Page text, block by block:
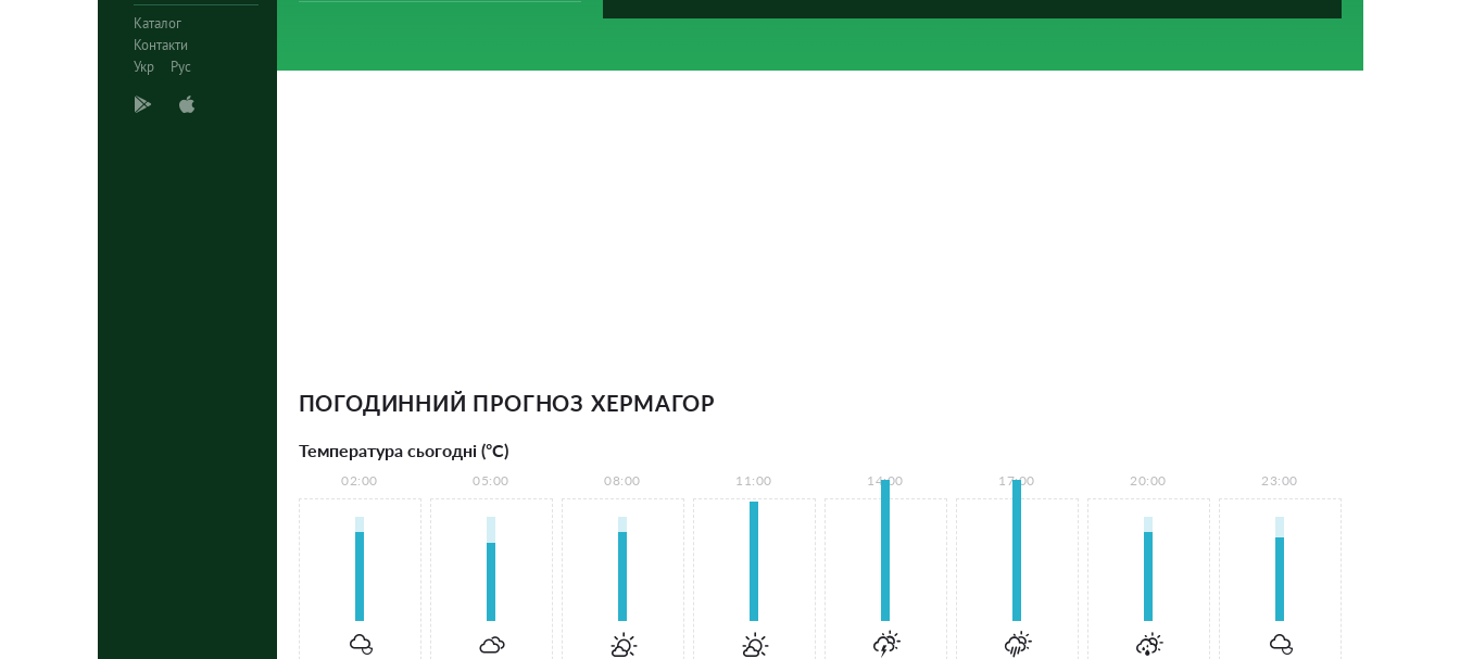
Каталог
Контакти
Укр
Рус
ПОГОДИННИЙ ПРОГНОЗ ХЕРМАГОР
Температура сьогодні (°С)
02:00 05:00 08:00 11:00 14:00 17:00 20:00 23:00